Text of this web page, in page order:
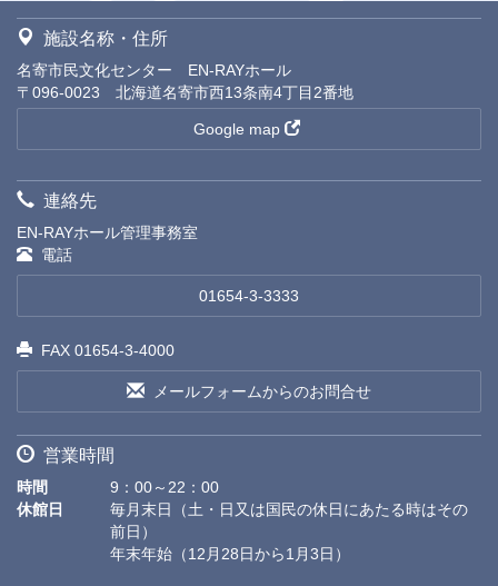
施設名称・住所
名寄市民文化センター EN-RAYホール
〒096-0023 北海道名寄市西13条南4丁目2番地
Google map
連絡先
EN-RAYホール管理事務室
電話
01654-3-3333
FAX 01654-3-4000
メールフォームからのお問合せ
営業時間
時間
9：00～22：00
休館日
毎月末日（土・日又は国民の休日にあたる時はその
前日）
年末年始（12月28日から1月3日）